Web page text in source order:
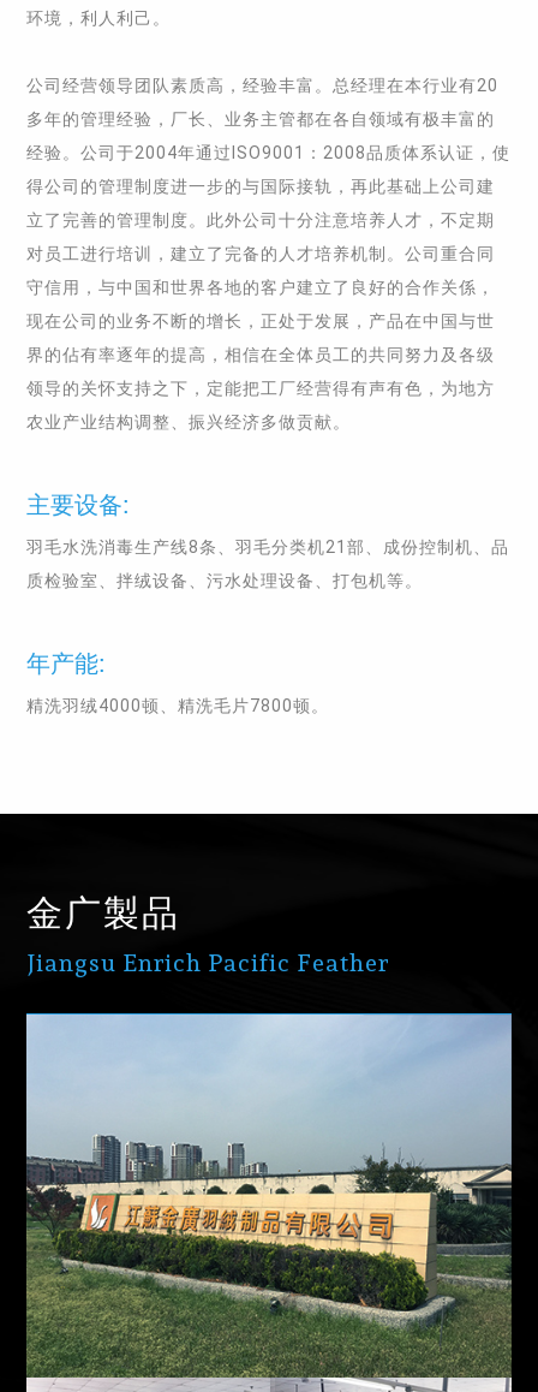
环境，利人利己。
公司经营领导团队素质高，经验丰富。总经理在本行业有20
多年的管理经验，厂长、业务主管都在各自领域有极丰富的
经验。公司于2004年通过ISO9001：2008品质体系认证，使
得公司的管理制度进一步的与国际接轨，再此基础上公司建
立了完善的管理制度。此外公司十分注意培养人才，不定期
对员工进行培训，建立了完备的人才培养机制。公司重合同
守信用，与中国和世界各地的客户建立了良好的合作关係，
现在公司的业务不断的增长，正处于发展，产品在中国与世
界的佔有率逐年的提高，相信在全体员工的共同努力及各级
领导的关怀支持之下，定能把工厂经营得有声有色，为地方
农业产业结构调整、振兴经济多做贡献。
主要设备:
羽毛水洗消毒生产线8条、羽毛分类机21部、成份控制机、品
质检验室、拌绒设备、污水处理设备、打包机等。
年产能:
精洗羽绒4000顿、精洗毛片7800顿。
金广製品
Jiangsu Enrich Pacific Feather